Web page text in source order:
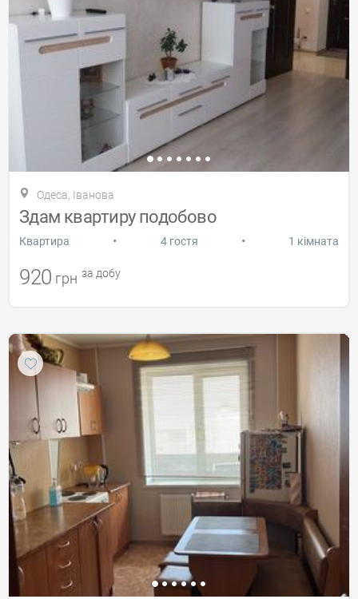
Одеса, Іванова
Здам квартиру подобово
Квартира • 4 гостя • 1 кімната
920 грн за добу